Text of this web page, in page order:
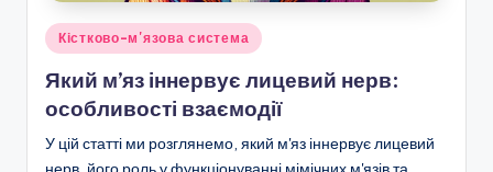
Posted
in
Кістково-м'язова система
Який м’яз іннервує лицевий нерв:
особливості взаємодії
У цій статті ми розглянемо, який м'яз іннервує лицевий